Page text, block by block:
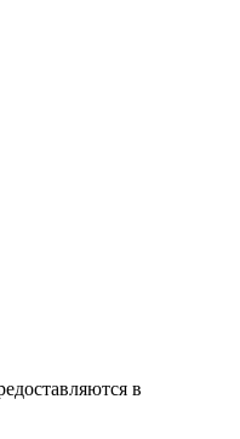
в